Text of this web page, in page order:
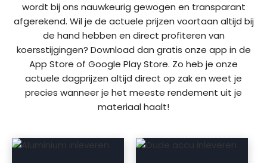
wordt bij ons nauwkeurig gewogen en transparant
afgerekend. Wil je de actuele prijzen voortaan altijd bij
de hand hebben en direct profiteren van
koersstijgingen? Download dan gratis onze app in de
App Store of Google Play Store. Zo heb je onze
actuele dagprijzen altijd direct op zak en weet je
precies wanneer je het meeste rendement uit je
materiaal haalt!
a a